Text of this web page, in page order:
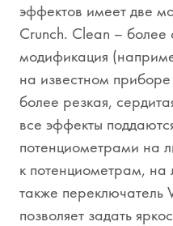
эффектов имеет две
Crunch. Clean – более
модификация
на известном
более резкая,
все эффекты
потенциометрами на
к потенциометрам, на
также переключатель
позволяет задать